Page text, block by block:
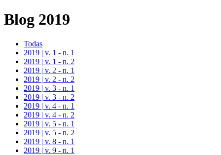
Blog 2019
Todas
2019 | v. 1 - n. 1
2019 | v. 1 - n. 2
2019 | v. 2 - n. 1
2019 | v. 2 - n. 2
2019 | v. 3 - n. 1
2019 | v. 3 - n. 2
2019 | v. 4 - n. 1
2019 | v. 4 - n. 2
2019 | v. 5 - n. 1
2019 | v. 5 - n. 2
2019 | v. 8 - n. 1
2019 | v. 9 - n. 1